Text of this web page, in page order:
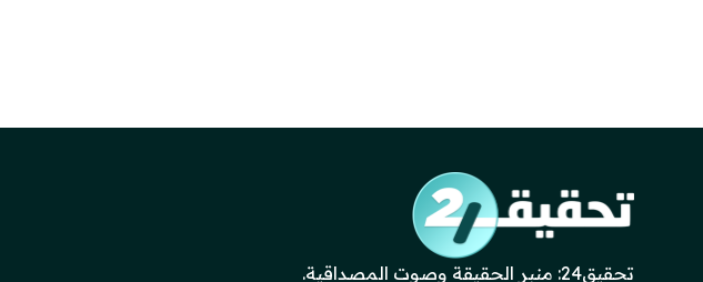
تحقيق24: منبر الحقيقة وصوت المصداقية.